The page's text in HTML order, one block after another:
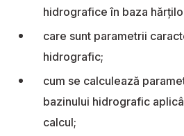
hidrografice în baza
care sunt parametrii
hidrografic;
cum se calculează
bazinului hidrografic
calcul;